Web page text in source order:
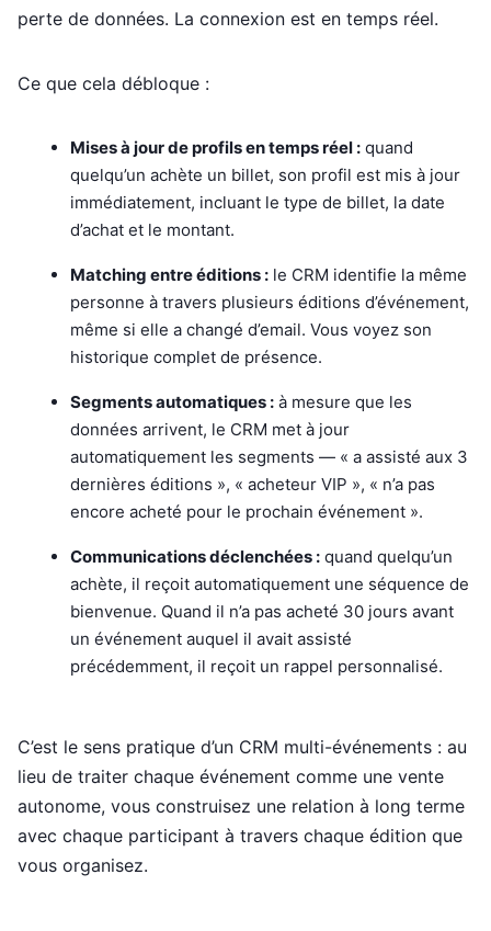
perte de données. La connexion est en temps réel.
Ce que cela débloque :
Mises à jour de profils en temps réel : quand
quelqu’un achète un billet, son profil est mis à jour
immédiatement, incluant le type de billet, la date
d’achat et le montant.
Matching entre éditions : le CRM identifie la même
personne à travers plusieurs éditions d’événement,
même si elle a changé d’email. Vous voyez son
historique complet de présence.
Segments automatiques : à mesure que les
données arrivent, le CRM met à jour
automatiquement les segments — « a assisté aux 3
dernières éditions », « acheteur VIP », « n’a pas
encore acheté pour le prochain événement ».
Communications déclenchées : quand quelqu’un
achète, il reçoit automatiquement une séquence de
bienvenue. Quand il n’a pas acheté 30 jours avant
un événement auquel il avait assisté
précédemment, il reçoit un rappel personnalisé.
C’est le sens pratique d’un CRM multi-événements : au
lieu de traiter chaque événement comme une vente
autonome, vous construisez une relation à long terme
avec chaque participant à travers chaque édition que
vous organisez.